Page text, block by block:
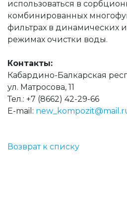
использоваться в
комбинированных
фильтрах в динамических и
режимах очистки воды.
Контакты:
Кабардино-Балкарская
ул. Матросова, 11
Тел.: +7 (8662) 42-29-66
E-mail:
Возврат к списку